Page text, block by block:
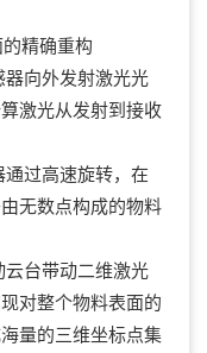
精确重构
向外发射激光光
激光从发射到接收
过高速旋转，在
无数点构成的物料
台带动二维激光
对整个物料表面的
量的三维坐标点集